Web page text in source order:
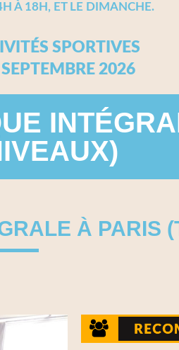
À 18H, ET LE DIMANCHE.
SPORTIVES
2026
À PARIS